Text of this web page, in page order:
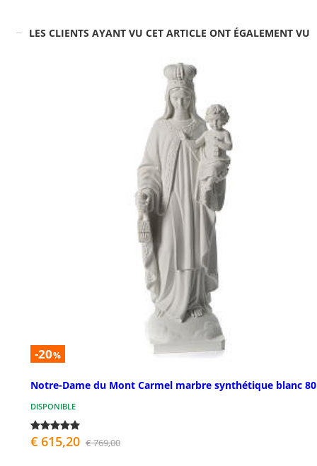
LES CLIENTS AYANT VU CET ARTICLE ONT ÉGALEMENT VU
-20%
Notre-Dame du Mont Carmel marbre synthétique blanc
DISPONIBLE
€ 615,20 € 769,00